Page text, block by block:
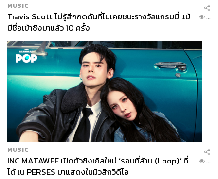
MUSIC
Travis Scott ไม่รู้สึกกดดันที่ไม่เคยชนะรางวัลแกรมมี่ แม้
มีชื่อเข้าชิงมาแล้ว 10 ครั้ง
...
MUSIC
INC MATAWEE เปิดตัวซิงเกิลใหม่ ‘รอบที่ล้าน (Loop)’ ที่
ได้ เน PERSES มาแสดงในมิวสิกวิดีโอ
...